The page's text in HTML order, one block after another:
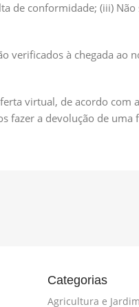
de conformidade; (iii)
verificados à chegada ao
virtual, de acordo com
fazer a devolução de uma
Categorias
Agricultura e Jardim